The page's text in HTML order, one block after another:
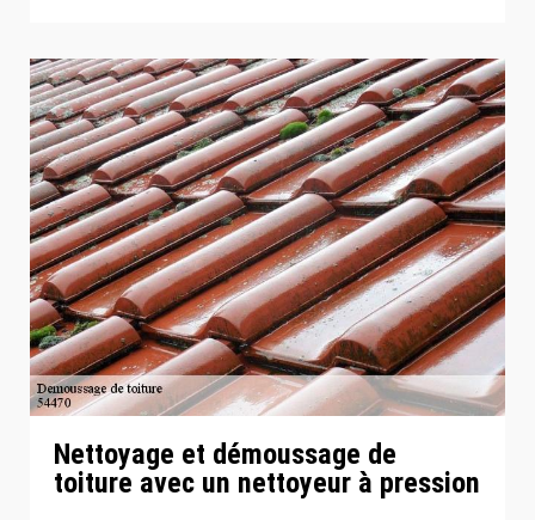
Nettoyage et démoussage de
toiture avec un nettoyeur à pression